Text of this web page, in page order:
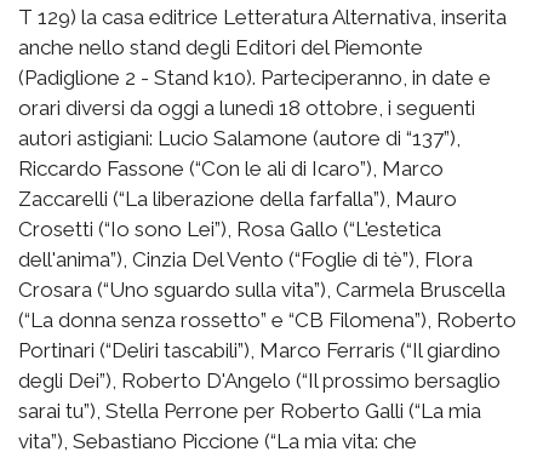
T 129) la casa editrice Letteratura Alternativa, inserita
anche nello stand degli Editori del Piemonte
(Padiglione 2 - Stand k10). Parteciperanno, in date e
orari diversi da oggi a lunedì 18 ottobre, i seguenti
autori astigiani: Lucio Salamone (autore di “137”),
Riccardo Fassone (“Con le ali di Icaro”), Marco
Zaccarelli (“La liberazione della farfalla”), Mauro
Crosetti (“Io sono Lei”), Rosa Gallo (“L'estetica
dell'anima”), Cinzia Del Vento (“Foglie di tè”), Flora
Crosara (“Uno sguardo sulla vita”), Carmela Bruscella
(“La donna senza rossetto” e “CB Filomena”), Roberto
Portinari (“Deliri tascabili”), Marco Ferraris (“Il giardino
degli Dei”), Roberto D'Angelo (“Il prossimo bersaglio
sarai tu”), Stella Perrone per Roberto Galli (“La mia
vita”), Sebastiano Piccione (“La mia vita: che